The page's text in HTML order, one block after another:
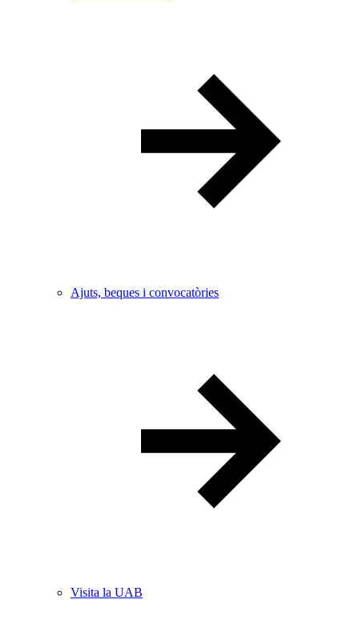
Ajuts, beques i convocatòries
Visita la UAB